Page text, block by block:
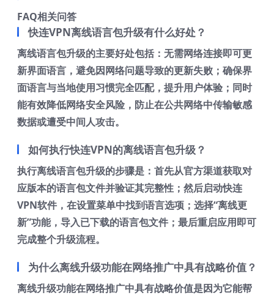
FAQ相关问答
快连VPN离线语言包升级有什么好处？
离线语言包升级的主要好处包括：无需网络连接即可更
新界面语言，避免因网络问题导致的更新失败；确保界
面语言与当地使用习惯完全匹配，提升用户体验；同时
能有效降低网络安全风险，防止在公共网络中传输敏感
数据或遭受中间人攻击。
如何执行快连VPN的离线语言包升级？
执行离线语言包升级的步骤是：首先从官方渠道获取对
应版本的语言包文件并验证其完整性；然后启动快连
VPN软件，在设置菜单中找到语言选项；选择“离线更
新”功能，导入已下载的语言包文件；最后重启应用即可
完成整个升级流程。
为什么离线升级功能在网络推广中具有战略价值？
离线升级功能在网络推广中具有战略价值是因为它能帮